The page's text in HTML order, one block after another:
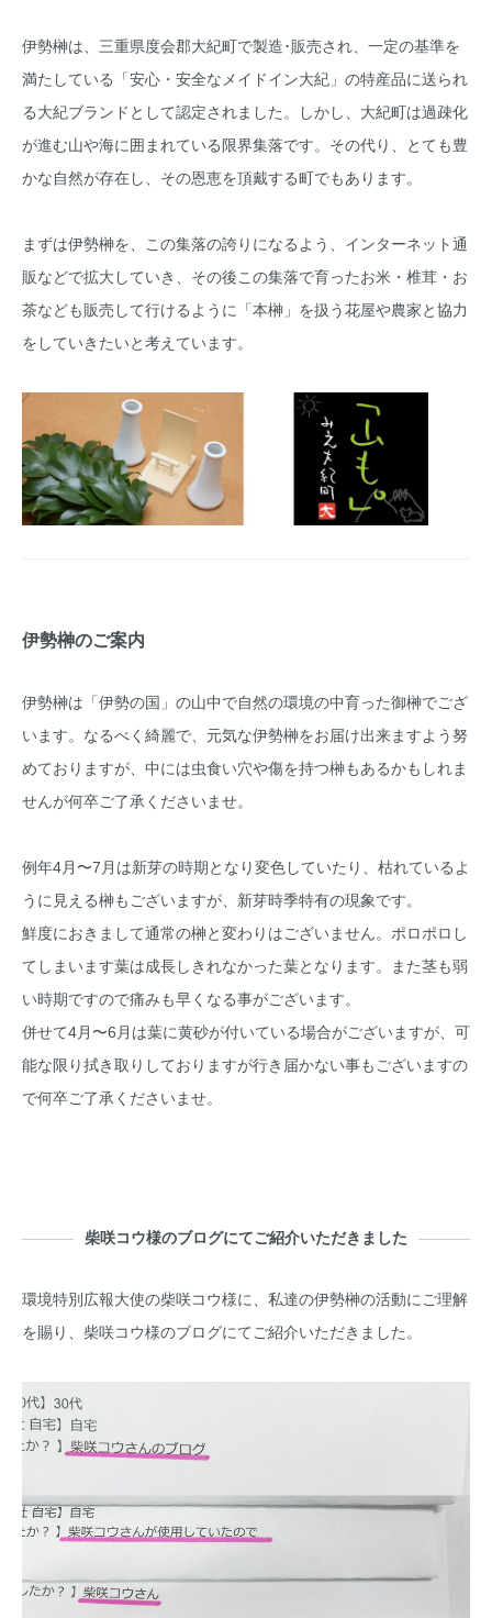
伊勢榊は、三重県度会郡大紀町で製造･販売され、一定の基準を
満たしている「安心・安全なメイドイン大紀」の特産品に送られ
る大紀ブランドとして認定されました。しかし、大紀町は過疎化
が進む山や海に囲まれている限界集落です。その代り、とても豊
かな自然が存在し、その恩恵を頂戴する町でもあります。
まずは伊勢榊を、この集落の誇りになるよう、インターネット通
販などで拡大していき、その後この集落で育ったお米・椎茸・お
茶なども販売して行けるように「本榊」を扱う花屋や農家と協力
をしていきたいと考えています。
伊勢榊のご案内
伊勢榊は「伊勢の国」の山中で自然の環境の中育った御榊でござ
います。なるべく綺麗で、元気な伊勢榊をお届け出来ますよう努
めておりますが、中には虫食い穴や傷を持つ榊もあるかもしれま
せんが何卒ご了承くださいませ。
例年4月〜7月は新芽の時期となり変色していたり、枯れているよ
うに見える榊もございますが、新芽時季特有の現象です。
鮮度におきまして通常の榊と変わりはございません。ポロポロし
てしまいます葉は成長しきれなかった葉となります。また茎も弱
い時期ですので痛みも早くなる事がございます。
併せて4月〜6月は葉に黄砂が付いている場合がございますが、可
能な限り拭き取りしておりますが行き届かない事もございますの
で何卒ご了承くださいませ。
柴咲コウ様のブログにてご紹介いただきました
環境特別広報大使の柴咲コウ様に、私達の伊勢榊の活動にご理解
を賜り、柴咲コウ様のブログにてご紹介いただきました。